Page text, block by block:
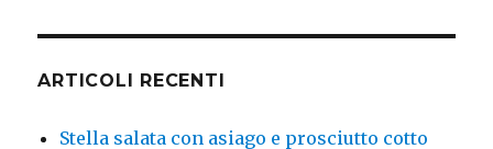
ARTICOLI RECENTI
Stella salata con asiago e prosciutto cotto